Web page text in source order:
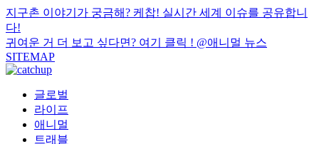
지구촌 이야기가 궁금해? 케찹! 실시간 세계 이슈를 공유합니
다!
귀여운 거 더 보고 싶다면? 여기 클릭 ! @애니멀 뉴스
SITEMAP
글로벌
라이프
애니멀
트래블